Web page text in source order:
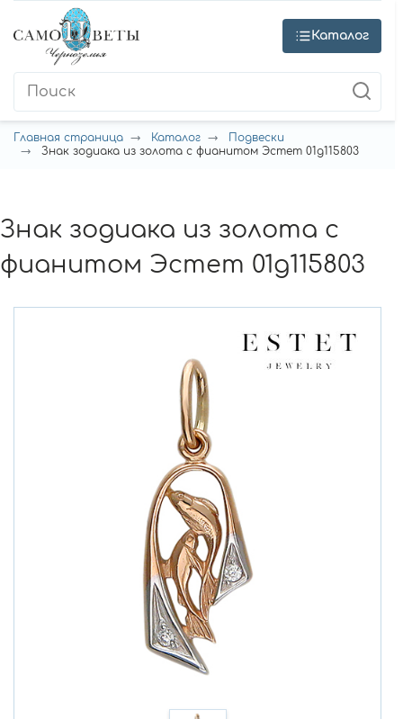
Каталог
Главная страница Каталог
Подвески
Знак зодиака из золота с фианитом Эстет 01д115803
Знак зодиака из золота с
фианитом Эстет 01д115803